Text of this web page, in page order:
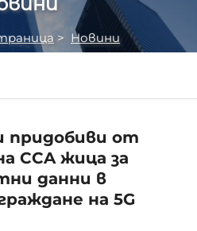
> Новини
придобиви от
CCA жица за
данни в
на 5G